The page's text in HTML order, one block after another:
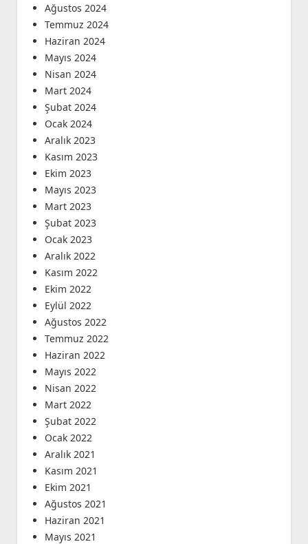
Ağustos 2024
Temmuz 2024
Haziran 2024
Mayıs 2024
Nisan 2024
Mart 2024
Şubat 2024
Ocak 2024
Aralık 2023
Kasım 2023
Ekim 2023
Mayıs 2023
Mart 2023
Şubat 2023
Ocak 2023
Aralık 2022
Kasım 2022
Ekim 2022
Eylül 2022
Ağustos 2022
Temmuz 2022
Haziran 2022
Mayıs 2022
Nisan 2022
Mart 2022
Şubat 2022
Ocak 2022
Aralık 2021
Kasım 2021
Ekim 2021
Ağustos 2021
Haziran 2021
Mayıs 2021